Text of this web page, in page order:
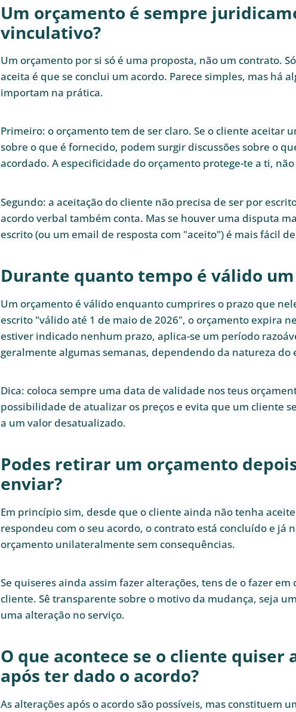
Um orçamento é sempre
vinculativo?
Um orçamento por si só é uma proposta, não um contrato.
aceita é que se conclui um acordo. Parece simples, mas há
importam na prática.
Primeiro: o orçamento tem de ser claro. Se o cliente aceitar
sobre o que é fornecido, podem surgir discussões sobre o
acordado. A especificidade do orçamento protege-te a ti,
Segundo: a aceitação do cliente não precisa de ser por
acordo verbal também conta. Mas se houver uma disputa
escrito (ou um email de resposta com "aceito") é mais fácil
Durante quanto tempo é válido
Um orçamento é válido enquanto cumprires o prazo que
escrito "válido até 1 de maio de 2026", o orçamento expira
estiver indicado nenhum prazo, aplica-se um período
geralmente algumas semanas, dependendo da natureza do
Dica: coloca sempre uma data de validade nos teus
possibilidade de atualizar os preços e evita que um cliente
a um valor desatualizado.
Podes retirar um orçamento
enviar?
Em princípio sim, desde que o cliente ainda não tenha
respondeu com o seu acordo, o contrato está concluído e já
orçamento unilateralmente sem consequências.
Se quiseres ainda assim fazer alterações, tens de o fazer em
cliente. Sê transparente sobre o motivo da mudança, seja
uma alteração no serviço.
O que acontece se o cliente quiser
após ter dado o acordo?
As alterações após o acordo são possíveis, mas constituem